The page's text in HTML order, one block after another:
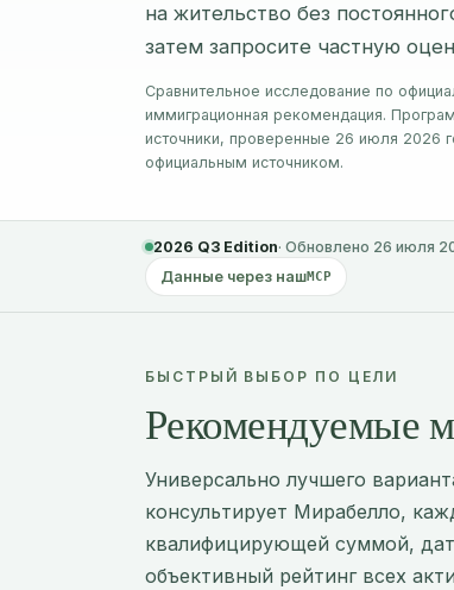
на жительство без
затем запросите частную
Сравнительное исследование по
иммиграционная рекомендация.
источники, проверенные 26 июля 2026
официальным источником.
2026 Q3 Edition· Обновлено 26 июля
Данные через нашMCP
БЫСТРЫЙ ВЫБОР ПО ЦЕЛИ
Рекомендуемые
Универсально лучшего
консультирует Мирабелло,
квалифицирующей суммой,
объективный рейтинг всех